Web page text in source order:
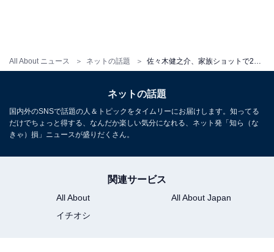
All About ニュース ネットの話題
ネットの話題
国内外のSNSで話題の人＆トピックをタイムリーにお届けします。知ってる
だけでちょっと得する、なんだか楽しい気分になれる、ネット発「知ら（な
きゃ）損」ニュースが盛りだくさん。
関連サービス
All About
All About Japan
イチオシ